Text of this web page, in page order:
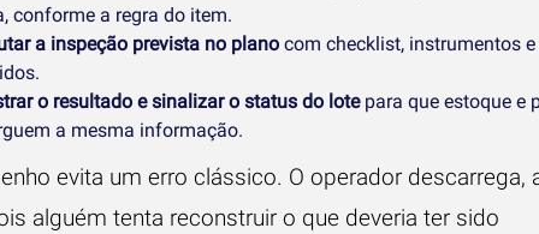
conforme a regra do item.
a inspeção prevista no plano com checklist, instrumentos
o resultado e sinalizar o status do lotepara que estoque e
a mesma informação.
evita um erro clássico. O operador descarrega,
alguém tenta reconstruir o que deveria ter sido